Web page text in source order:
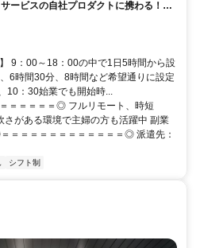
ービスの自社プロダクトに携わる！働
9：00～18：00の中で1日5時間から設
6時間30分、8時間など希望通りに設定
：30始業でも開始時...
＝＝＝＝＝◎ フルリモート、時短
さがある環境で主婦の方も活躍中 副業
＝＝＝＝＝＝＝＝＝＝＝＝◎ 派遣先：
シフト制